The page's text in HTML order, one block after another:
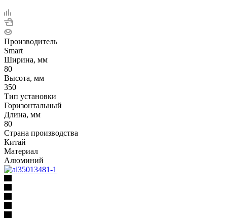
Производитель
Smart
Ширина, мм
80
Высота, мм
350
Тип установки
Горизонтальный
Длина, мм
80
Страна производства
Китай
Материал
Алюминий